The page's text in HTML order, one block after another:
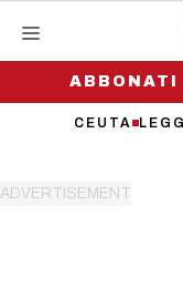
contenutoABBONATI
CEUTA